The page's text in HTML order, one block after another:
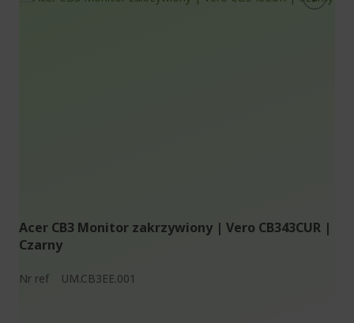
Acer CB3 Monitor zakrzywiony | Vero CB343CUR |
Czarny
Nr ref UM.CB3EE.001